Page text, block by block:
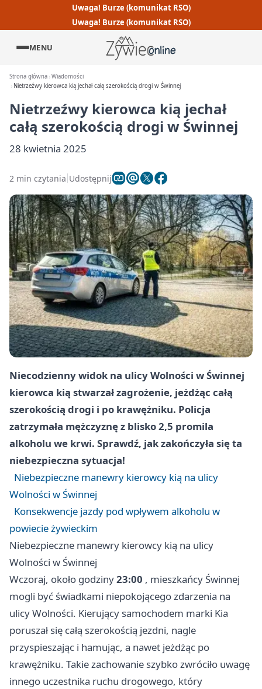
Uwaga! Burze (komunikat RSO)
Uwaga! Burze (komunikat RSO)
MENU
Strona główna Wiadomości
Nietrzeźwy kierowca kią jechał całą szerokością drogi w Świnnej
Nietrzeźwy kierowca kią jechał
całą szerokością drogi w Świnnej
28 kwietnia 2025
2 min czytania Udostępnij
Niecodzienny widok na ulicy Wolności w Świnnej
kierowca kią stwarzał zagrożenie, jeżdżąc całą
szerokością drogi i po krawężniku. Policja
zatrzymała mężczyznę z blisko 2,5 promila
alkoholu we krwi. Sprawdź, jak zakończyła się ta
niebezpieczna sytuacja!
Niebezpieczne manewry kierowcy kią na ulicy
Wolności w Świnnej
Konsekwencje jazdy pod wpływem alkoholu w
powiecie żywieckim
Niebezpieczne manewry kierowcy kią na ulicy
Wolności w Świnnej
Wczoraj, około godziny23:00 , mieszkańcy Świnnej
mogli być świadkami niepokojącego zdarzenia na
ulicy Wolności. Kierujący samochodem marki Kia
poruszał się całą szerokością jezdni, nagle
przyspieszając i hamując, a nawet jeżdżąc po
krawężniku. Takie zachowanie szybko zwróciło uwagę
innego uczestnika ruchu drogowego, który